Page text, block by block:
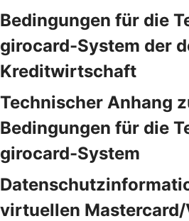
Bedingungen für die
girocard-System der
Kreditwirtschaft
Technischer Anhang
Bedingungen für die
girocard-System
virtuellen